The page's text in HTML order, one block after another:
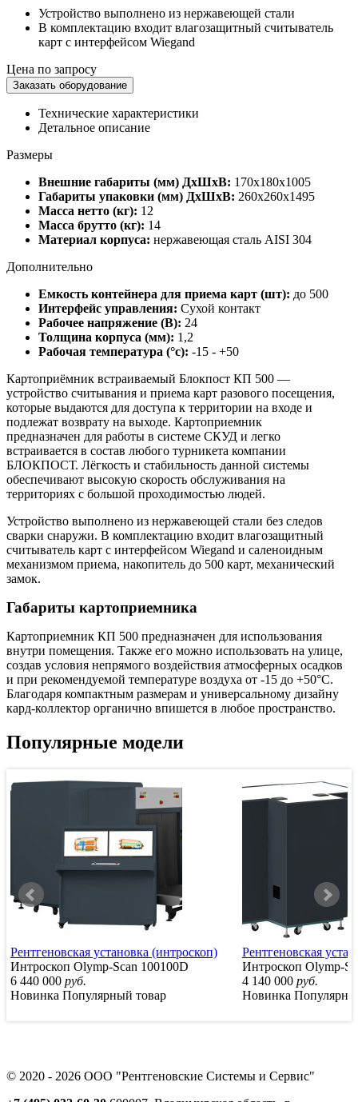
Устройство выполнено из нержавеющей стали
В комплектацию входит влагозащитный считыватель
карт с интерфейсом Wiegand
Цена по запросу
Заказать оборудование
Технические характеристики
Детальное описание
Размеры
Внешние габариты (мм) ДхШхВ: 170х180х1005
Габариты упаковки (мм) ДхШхВ: 260х260х1495
Масса нетто (кг): 12
Масса брутто (кг): 14
Материал корпуса: нержавеющая сталь AISI 304
Дополнительно
Емкость контейнера для приема карт (шт): до 500
Интерфейс управления: Сухой контакт
Рабочее напряжение (В): 24
Толщина корпуса (мм): 1,2
Рабочая температура (°c): -15 - +50
Картоприёмник встраиваемый Блокпост КП 500 —
устройство считывания и приема карт разового посещения,
которые выдаются для доступа к территории на входе и
подлежат возврату на выходе. Картоприемник
предназначен для работы в системе СКУД и легко
встраивается в состав любого турникета компании
БЛОКПОСТ. Лёгкость и стабильность данной системы
обеспечивают высокую скорость обслуживания на
территориях с большой проходимостью людей.
Устройство выполнено из нержавеющей стали без следов
сварки снаружи. В комплектацию входит влагозащитный
считыватель карт с интерфейсом Wiegand и саленоидным
механизмом приема, накопитель до 500 карт, механический
замок.
Габариты картоприемника
Картоприемник КП 500 предназначен для использования
внутри помещения. Также его можно использовать на улице,
создав условия непрямого воздействия атмосферных осадков
и при рекомендуемой температуре воздуха от -15 до +50°С.
Благодаря компактным размерам и универсальному дизайну
кард-коллектор органично впишется в любое пространство.
Популярные модели
Рентгеновская установка (интроскоп)
Интроскоп Olymp-Scan 100100D
6 440 000 руб.
Новинка Популярный товар
Рентгеновская
Интроскоп Olymp-
4 140 000 руб.
Новинка
© 2020 - 2026 ООО "Рентгеновские Системы и Сервис"